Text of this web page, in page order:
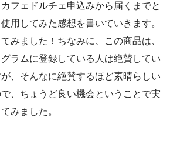
フェドルチェ申込みから届くまでと
用してみた感想を書いていきます。
みました！ちなみに、この商品は、
ラムに登録している人は絶賛してい
、そんなに絶賛するほど素晴らしい
、ちょうど良い機会ということで実
みました。